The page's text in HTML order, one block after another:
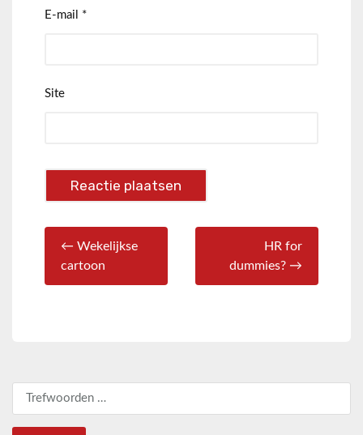
E-mail *
Site
← Wekelijkse
cartoon
HR for
dummies? →
Zoeken naar: